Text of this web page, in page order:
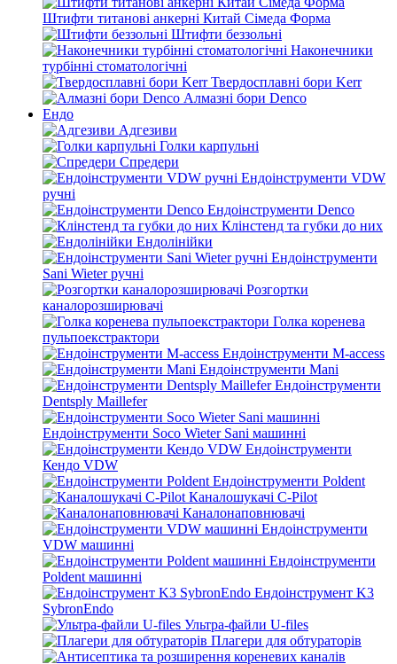
Штифти титанові анкерні Китай Сімеда Форма
Штифти беззольні
Наконечники
турбінні стоматологічні
Твердосплавні бори Kerr
Алмазні бори Denco
Ендо
Адгезиви
Голки карпульні
Спредери
Ендоінструменти VDW
ручні
Ендоінструменти Denco
Клінстенд та губки до них
Ендолінійки
Ендоінструменти
Sani Wieter ручні
Розгортки
каналорозширювачі
Голка коренева
пульпоекстрактори
Ендоінструменти M-access
Ендоінструменти Mani
Ендоінструменти
Dentsply Maillefer
Ендоінструменти Soco Wieter Sani машинні
Ендоінструменти
Кендо VDW
Ендоінструменти Poldent
Каналошукачі C-Pilot
Каналонаповнювачі
Ендоінструменти
VDW машинні
Ендоінструменти
Poldent машинні
Ендоінструмент K3
SybronEndo
Ультра-файли U-files
Плагери для обтураторів